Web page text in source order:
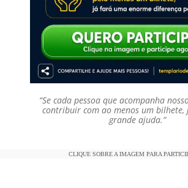
“Se cada pessoa que acompanha
contribuir com ao menos um bilhete,
grande ajuda.”
CLIQUE SOBRE A IMAGEM PARA